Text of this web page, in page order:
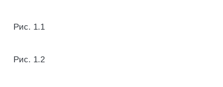
Рис. 1.1
Рис. 1.2